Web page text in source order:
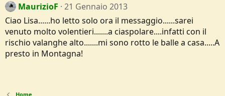
MaurizioF
21 Gennaio 2013
Ciao Lisa......ho letto solo ora il messaggio......sarei
venuto molto volentieri.......a ciaspolare....infatti con il
rischio valanghe alto.......mi sono rotto le balle a casa.....A
presto in Montagna!
Home